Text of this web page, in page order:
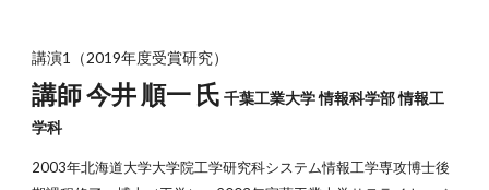
講演1（2019年度受賞研究）
講師 今井 順一 氏 千葉工業大学 情報科学部 情報工
学科
2003年北海道大学大学院工学研究科システム情報工学専攻博士後